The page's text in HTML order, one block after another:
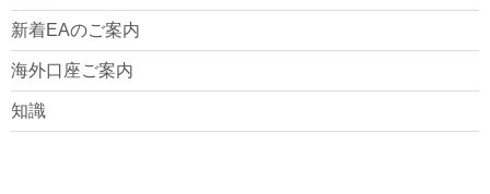
新着EAのご案内
海外口座ご案内
知識